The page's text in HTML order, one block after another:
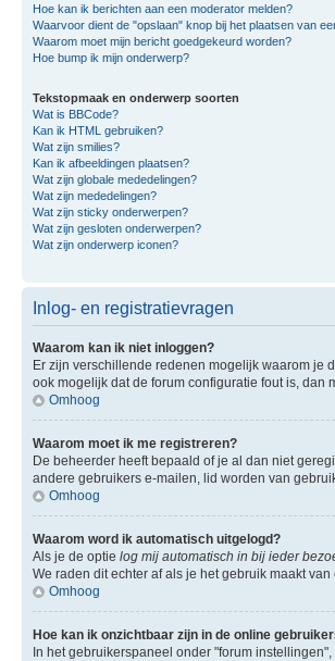
Hoe kan ik berichten aan een moderator melden?
Waarvoor dient de "opslaan" knop bij het plaatsen van
Waarom moet mijn bericht goedgekeurd worden?
Hoe bump ik mijn onderwerp?
Tekstopmaak en onderwerp soorten
Wat is BBCode?
Kan ik HTML gebruiken?
Wat zijn smilies?
Kan ik afbeeldingen plaatsen?
Wat zijn globale mededelingen?
Wat zijn mededelingen?
Wat zijn sticky onderwerpen?
Wat zijn gesloten onderwerpen?
Wat zijn onderwerp iconen?
Inlog- en registratievragen
Waarom kan ik niet inloggen?
Er zijn verschillende redenen mogelijk waarom je
ook mogelijk dat de forum configuratie fout is, dan
Omhoog
Waarom moet ik me registreren?
De beheerder heeft bepaald of je al dan niet
andere gebruikers e-mailen, lid worden van
Omhoog
Waarom word ik automatisch uitgelogd?
Als je de optie log mij automatisch in bij ieder
We raden dit echter af als je het gebruik maakt
Omhoog
Hoe kan ik onzichtbaar zijn in de online
In het gebruikerspaneel onder "forum